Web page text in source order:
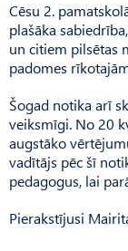
Cēsu 2.
plašāka
un citiem pilsētas
padomes
Šogad notika arī
veiksmīgi. No 20
augstāko
vadītājs pēc šī
pedagogus, lai
Pierakstījusi